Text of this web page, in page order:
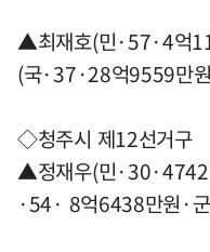
▲최재호(민·57·4억
(국·37·28억9559만
◇청주시 제12선거구
▲정재우(민
·54· 8억6438만원·